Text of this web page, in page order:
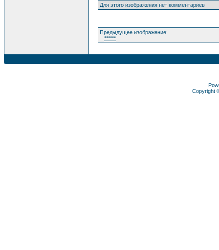
Для этого изображения нет комментариев
Предыдущее изображение:
******
Copyright